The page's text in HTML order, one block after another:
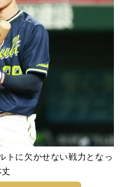
トに欠かせない戦力となっ